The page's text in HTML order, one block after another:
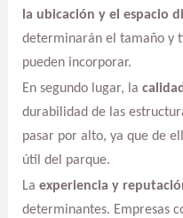
la ubicación y el espacio
determinarán el tamaño y
pueden incorporar.
En segundo lugar, la
durabilidad de las
pasar por alto, ya que de
útil del parque.
La experiencia y
determinantes. Empresas